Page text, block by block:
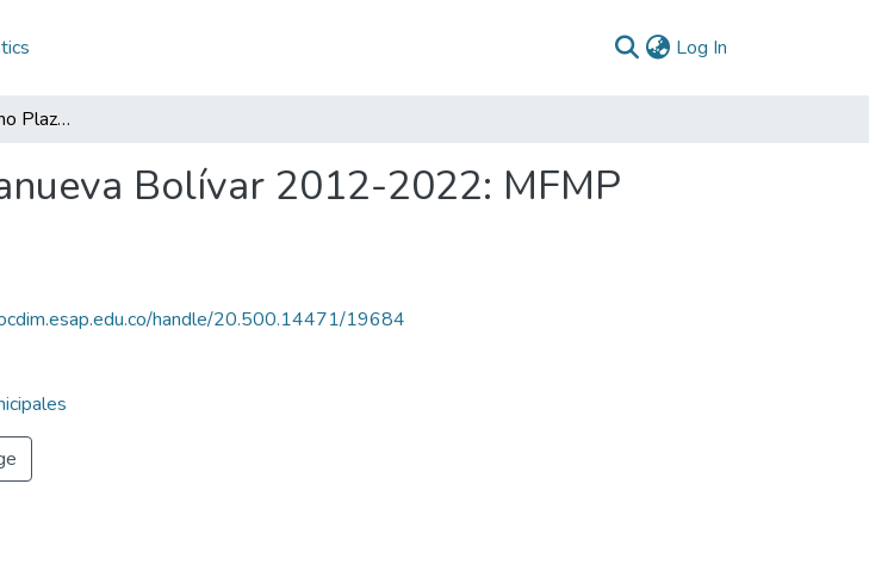
Log In
Marco Fiscal Mediano Plazo Villanueva Bolívar 2012-2022: MFMP Villanueva Bolívar 2012-2022
Bolívar 2012-2022: MFMP
handle/20.500.14471/19684